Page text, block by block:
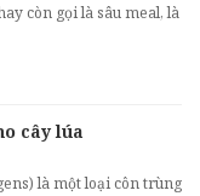
còn gọi là sâu meal, là
cây lúa
là một loại côn trùng